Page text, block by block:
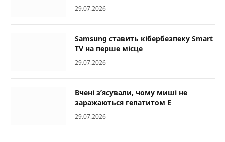
29.07.2026
Samsung ставить кібербезпеку Smart
TV на перше місце
29.07.2026
Вчені з’ясували, чому миші не
заражаються гепатитом E
29.07.2026